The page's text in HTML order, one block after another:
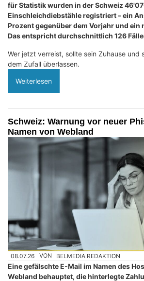
für Statistik wurden in der Schweiz
Einschleichdiebstähle registriert – ein
Prozent gegenüber dem Vorjahr und ein
Das entspricht durchschnittlich 126
Wer jetzt verreist, sollte sein Zuhause und
dem Zufall überlassen.
Weiterlesen
Schweiz: Warnung vor neuer
Namen von Webland
08.07.26 VON BELMEDIA REDAKTION
Eine gefälschte E-Mail im Namen des
Webland behauptet, die hinterlegte